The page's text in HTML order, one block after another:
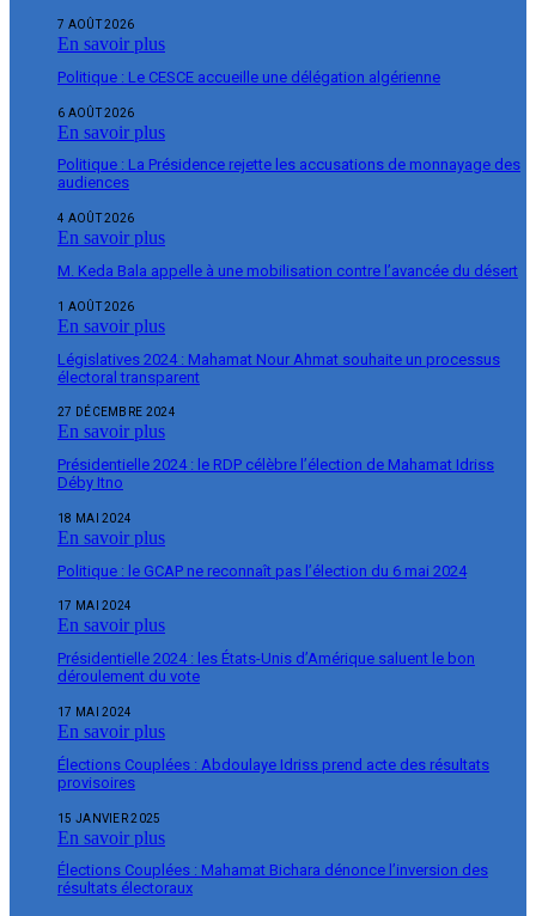
7 AOÛT 2026
En savoir plus
Politique : Le CESCE accueille une délégation algérienne
6 AOÛT 2026
En savoir plus
Politique : La Présidence rejette les accusations de monnayage des
audiences
4 AOÛT 2026
En savoir plus
M. Keda Bala appelle à une mobilisation contre l’avancée du désert
1 AOÛT 2026
En savoir plus
Législatives 2024 : Mahamat Nour Ahmat souhaite un processus
électoral transparent
27 DÉCEMBRE 2024
En savoir plus
Présidentielle 2024 : le RDP célèbre l’élection de Mahamat Idriss
Déby Itno
18 MAI 2024
En savoir plus
Politique : le GCAP ne reconnaît pas l’élection du 6 mai 2024
17 MAI 2024
En savoir plus
Présidentielle 2024 : les États-Unis d’Amérique saluent le bon
déroulement du vote
17 MAI 2024
En savoir plus
Élections Couplées : Abdoulaye Idriss prend acte des résultats
provisoires
15 JANVIER 2025
En savoir plus
Élections Couplées : Mahamat Bichara dénonce l’inversion des
résultats électoraux